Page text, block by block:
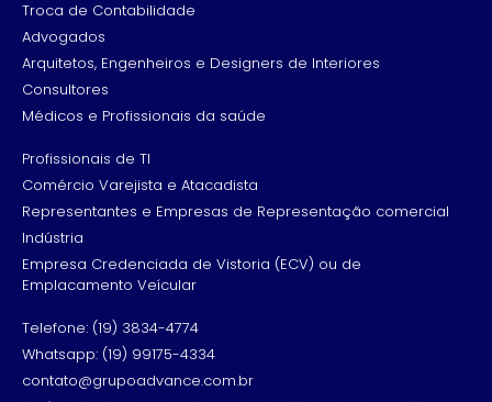
Troca de Contabilidade
Advogados
Arquitetos, Engenheiros e Designers de Interiores
Consultores
Médicos e Profissionais da saúde
Profissionais de TI
Comércio Varejista e Atacadista
Representantes e Empresas de Representação comercial
Indústria
Empresa Credenciada de Vistoria (ECV) ou de
Emplacamento Veícular
Telefone: (19) 3834-4774
Whatsapp: (19) 99175-4334
contato@grupoadvance.com.br